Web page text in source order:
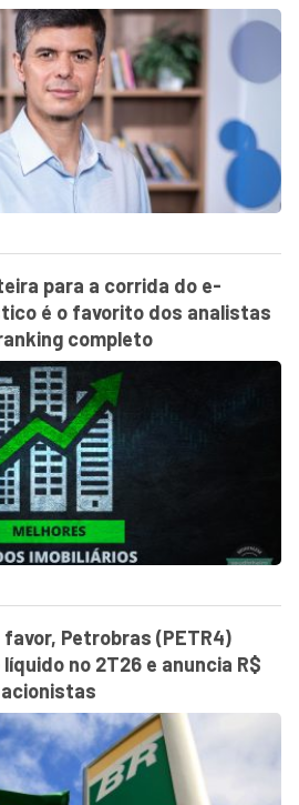
para a corrida do e-
é o favorito dos analistas
completo
Petrobras (PETR4)
no 2T26 e anuncia R$
acionistas